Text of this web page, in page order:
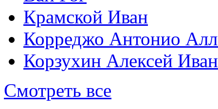
Крамской Иван
Корреджо Антонио
Корзухин Алексей
Смотреть все